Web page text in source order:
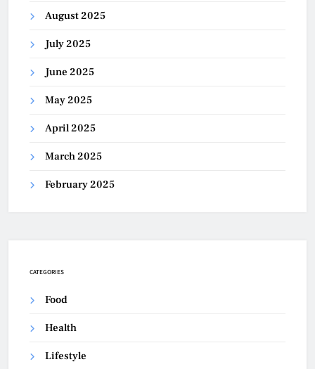
August 2025
July 2025
June 2025
May 2025
April 2025
March 2025
February 2025
CATEGORIES
Food
Health
Lifestyle